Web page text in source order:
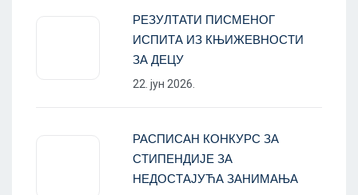
РЕЗУЛТАТИ ПИСМЕНОГ
ИСПИТА ИЗ КЊИЖЕВНОСТИ
ЗА ДЕЦУ
22. јун 2026.
РАСПИСАН КОНКУРС ЗА
СТИПЕНДИЈЕ ЗА
НЕДОСТАЈУЋА ЗАНИМАЊА